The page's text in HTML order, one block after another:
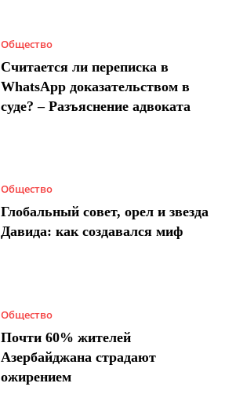
Общество
Считается ли переписка в
WhatsApp доказательством в
суде? – Разъяснение адвоката
Общество
Глобальный совет, орел и звезда
Давида: как создавался миф
Общество
Почти 60% жителей
Азербайджана страдают
ожирением